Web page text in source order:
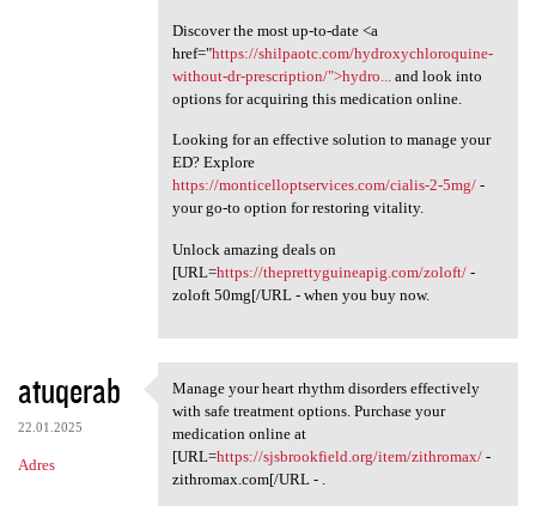
Discover the most up-to-date <a
href="https://shilpaotc.com/hydroxychloroquine-
without-dr-prescription/">hydro...
and look into
options for acquiring this medication online.
Looking for an effective solution to manage your
ED? Explore
https://monticelloptservices.com/cialis-2-5mg/-
your go-to option for restoring vitality.
Unlock amazing deals on
[URL=https://theprettyguineapig.com/zoloft/-
zoloft 50mg[/URL - when you buy now.
atuqerab
22.01.2025
Adres
Manage your heart rhythm
Manage your heart rhythm disorders effectively
with safe treatment options. Purchase your
medication online at
[URL=https://sjsbrookfield.org/item/zithromax/-
zithromax.com[/URL - .